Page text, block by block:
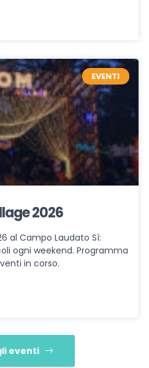
EVENTI
2026
al Campo Laudato Sì:
ogni weekend. Programma
in corso.
eventi